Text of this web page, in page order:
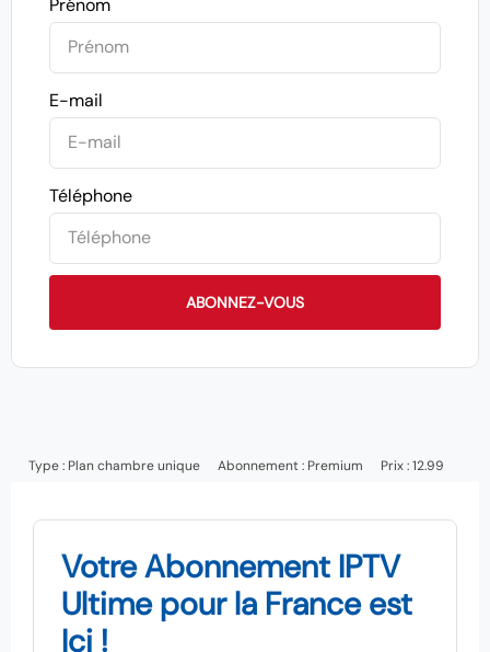
Prénom
E-mail
Téléphone
ABONNEZ-VOUS
Type : Plan chambre unique Abonnement : Premium Prix : 12.99
Votre Abonnement IPTV
Ultime pour la France est
Ici !